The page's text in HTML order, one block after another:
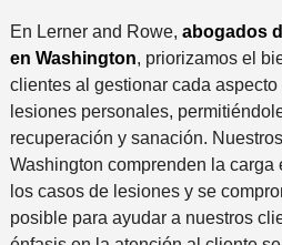
En Lerner and Rowe, abogados
en Washington, priorizamos el
clientes al gestionar cada
lesiones personales,
recuperación y sanación.
Washington comprenden la
los casos de lesiones y se
posible para ayudar a nuestros